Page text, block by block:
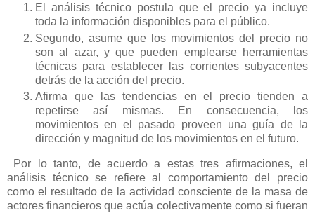
El análisis técnico postula que el precio ya incluye
toda la información disponibles para el público.
Segundo, asume que los movimientos del precio no
son al azar, y que pueden emplearse herramientas
técnicas para establecer las corrientes subyacentes
detrás de la acción del precio.
Afirma que las tendencias en el precio tienden a
repetirse así mismas. En consecuencia, los
movimientos en el pasado proveen una guía de la
dirección y magnitud de los movimientos en el futuro.
Por lo tanto, de acuerdo a estas tres afirmaciones, el
análisis técnico se refiere al comportamiento del precio
como el resultado de la actividad consciente de la masa de
actores financieros que actúa colectivamente como si fueran